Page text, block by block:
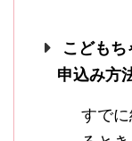
こどもち
申込み方
すで